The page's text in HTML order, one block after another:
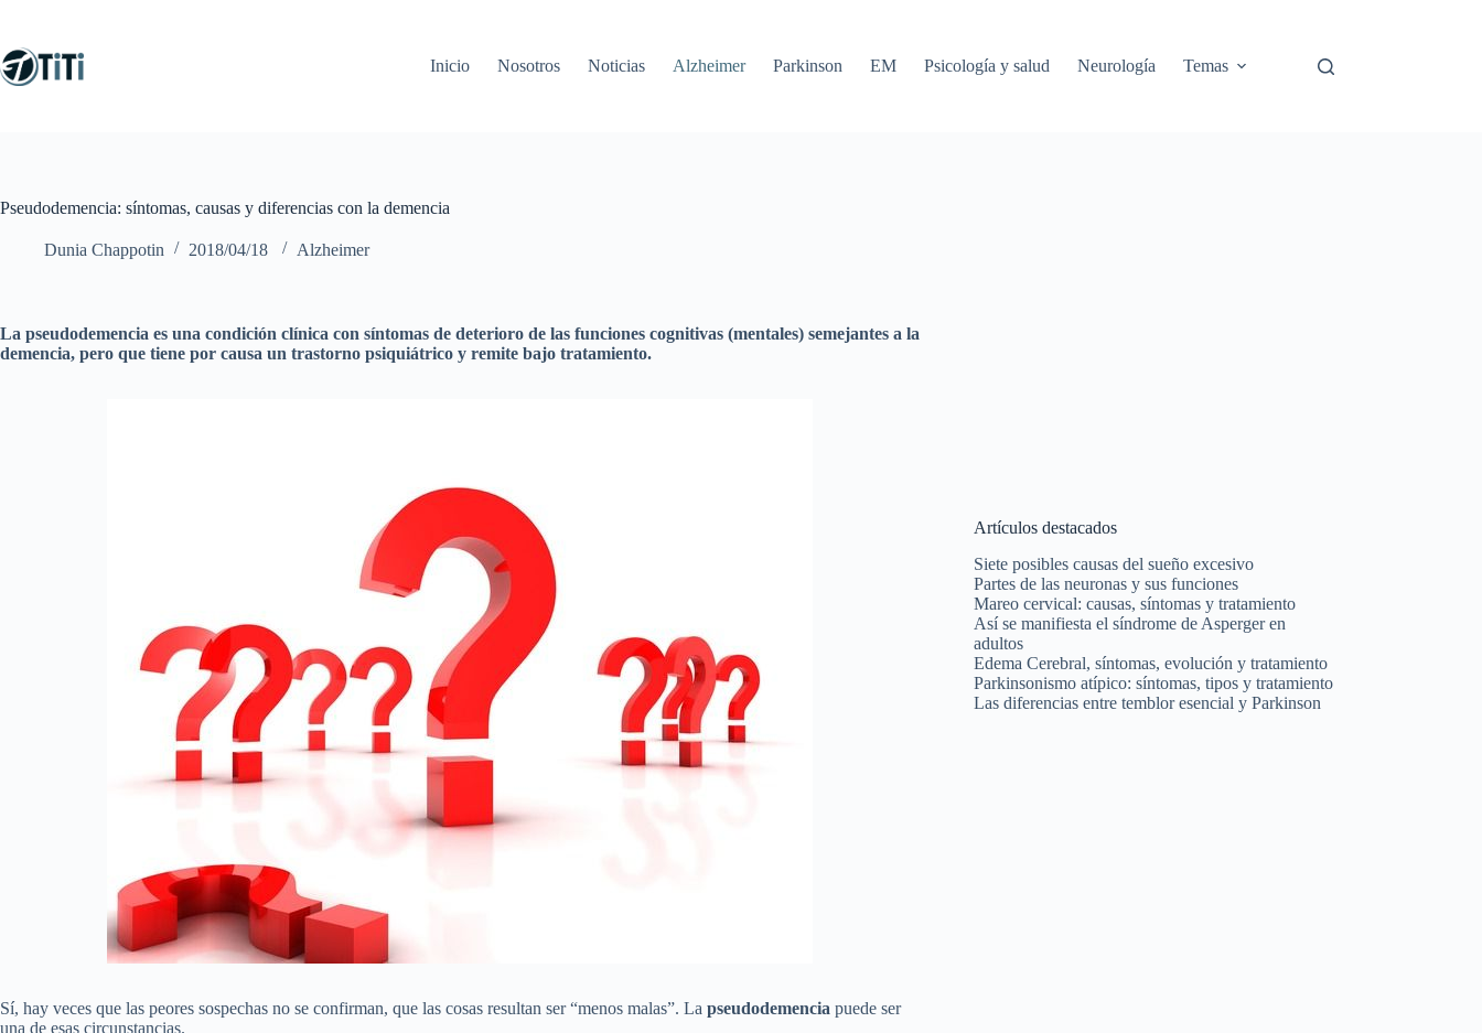
contenido
Inicio
Nosotros Noticias Alzheimer Parkinson EM Psicología y salud Neurología Temas
Pseudodemencia: síntomas, causas y diferencias con la demencia
Dunia Chappotin 2018/04/18 Alzheimer
La pseudodemencia es una condición clínica con síntomas de deterioro de las funciones cognitivas (mentales) semejantes a la
demencia, pero que tiene por causa un trastorno psiquiátrico y remite bajo tratamiento.
Sí, hay veces que las peores sospechas no se confirman, que las cosas resultan ser “menos malas”. La pseudodemencia puede ser
una de esas circunstancias.
Artículos destacados
Siete posibles causas del sueño excesivo
Partes de las neuronas y sus funciones
Mareo cervical: causas, síntomas y tratamiento
Así se manifiesta el síndrome de Asperger en
adultos
Edema Cerebral, síntomas, evolución y tratamiento
Parkinsonismo atípico: síntomas, tipos y tratamiento
Las diferencias entre temblor esencial y Parkinson